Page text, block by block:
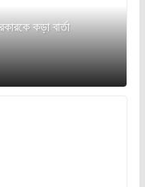
কড়া বার্তা